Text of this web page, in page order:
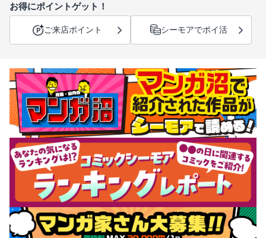
お得にポイントゲット！
ご来店ポイント シーモアでポイ活